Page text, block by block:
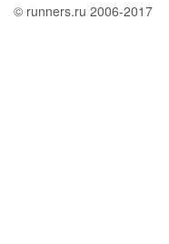
© runners.ru 2006-2017